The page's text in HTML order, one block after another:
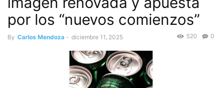
por los “nuevos comienzos”
By Carlos Mendoza - diciembre 11, 2025 0
520